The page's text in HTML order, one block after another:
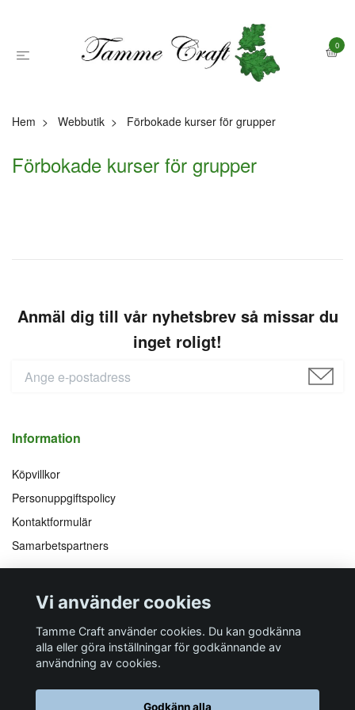
0
Hem Webbutik Förbokade kurser för grupper
Förbokade kurser för grupper
Anmäl dig till vår nyhetsbrev så missar du
inget roligt!
Information
Köpvillkor
Personuppgiftspolicy
Kontaktformulär
Samarbetspartners
Följ oss på
Facebook
Instagram
YouTube
Pinterest
Vi accepterar
E-post
Vi använder cookies
Tamme Craft använder cookies. Du kan godkänna
alla eller göra inställningar för godkännande av
användning av cookies.
Godkänn alla